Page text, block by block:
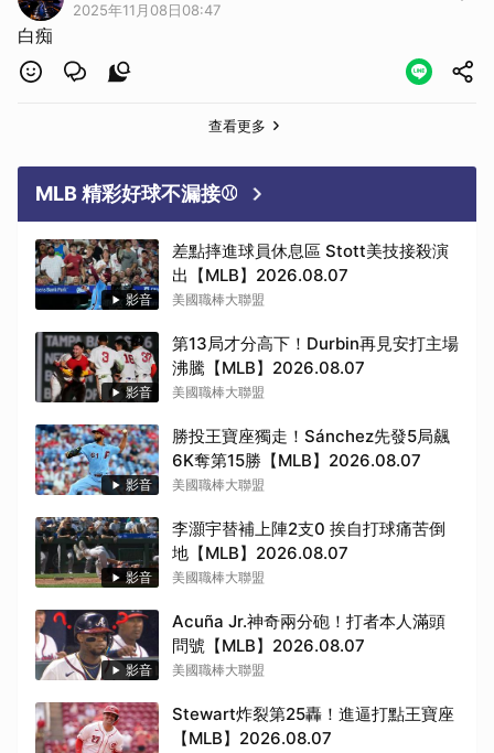
2025年11月08日08:47
白痴
查看更多
MLB 精彩好球不漏接⚾
影音
差點摔進球員休息區 Stott美技接殺演
出【MLB】2026.08.07
美國職棒大聯盟
影音
第13局才分高下！Durbin再見安打主場
沸騰【MLB】2026.08.07
美國職棒大聯盟
影音
勝投王寶座獨走！Sánchez先發5局飆
6K奪第15勝【MLB】2026.08.07
美國職棒大聯盟
影音
李灝宇替補上陣2支0 挨自打球痛苦倒
地【MLB】2026.08.07
美國職棒大聯盟
影音
Acuña Jr.神奇兩分砲！打者本人滿頭
問號【MLB】2026.08.07
美國職棒大聯盟
Stewart炸裂第25轟！進逼打點王寶座
【MLB】2026.08.07